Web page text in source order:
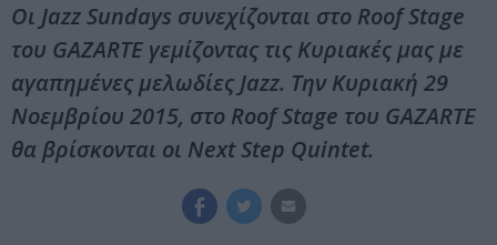
Οι Jazz Sundays συνεχίζονται στο Roof Stage
του GAZARTE γεμίζοντας τις Κυριακές μας με
αγαπημένες μελωδίες Jazz. Την Κυριακή 29
Νοεμβρίου 2015, στο Roof Stage του GAZARTE
θα βρίσκονται οι Next Step Quintet.